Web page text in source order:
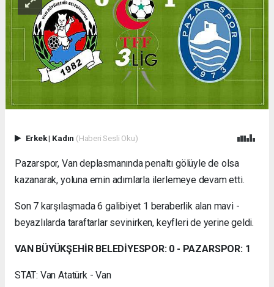
Erkek| Kadın (Haberi Sesli Oku)
Pazarspor, Van deplasmanında penaltı gölüyle de olsa
kazanarak, yoluna emin adımlarla ilerlemeye devam etti.
Son 7 karşılaşmada 6 galibiyet 1 beraberlik alan mavi -
beyazlılarda taraftarlar sevinirken, keyfleri de yerine geldi.
VAN BÜYÜKŞEHİR BELEDİYESPOR: 0 - PAZARSPOR: 1
STAT: Van Atatürk - Van